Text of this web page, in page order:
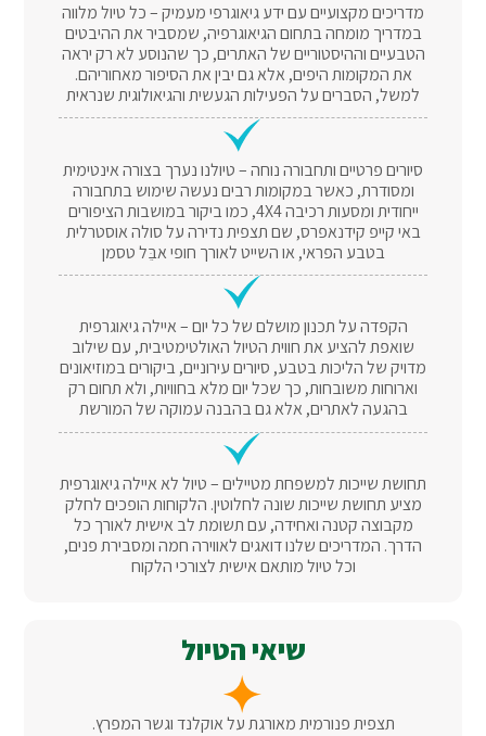
מדריכים מקצועיים עם ידע גיאוגרפי מעמיק – כל טיול מלווה
במדריך מומחה בתחום הגיאוגרפיה, שמסביר את ההיבטים
הטבעיים וההיסטוריים של האתרים, כך שהנוסע לא רק יראה
את המקומות היפים, אלא גם יבין את הסיפור מאחוריהם.
למשל, הסברים על הפעילות הגעשית והגיאולוגית שנראית
סיורים פרטיים ותחבורה נוחה – טיולנו נערך בצורה אינטימית
ומסודרת, כאשר במקומות רבים נעשה שימוש בתחבורה
ייחודית ומסעות רכיבה 4X4, כמו ביקור במושבות הציפורים
באי קייפ קידנאפרס, שם תצפית נדירה על סולה אוסטרלית
בטבע הפראי, או השייט לאורך חופי אבֵּל טסמן
הקפדה על תכנון מושלם של כל יום – איילה גיאוגרפית
שואפת להציע את חווית הטיול האולטימטיבית, עם שילוב
מדויק של הליכות בטבע, סיורים עירוניים, ביקורים במוזיאונים
וארוחות משובחות, כך שכל יום מלא בחוויות, ולא תחום רק
בהגעה לאתרים, אלא גם בהבנה עמוקה של המורשת
תחושת שייכות למשפחת מטיילים – טיול לא איילה גיאוגרפית
מציע תחושת שייכות שונה לחלוטין. הלקוחות הופכים לחלק
מקבוצה קטנה ואחידה, עם תשומת לב אישית לאורך כל
הדרך. המדריכים שלנו דואגים לאווירה חמה ומסבירת פנים,
וכל טיול מותאם אישית לצורכי הלקוח
שיאי הטיול
תצפית פנורמית מאורגת על אוקלנד וגשר המפרץ.